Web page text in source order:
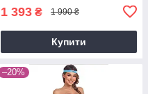
1 393 ₴ 1 990 ₴
Купити
–20%